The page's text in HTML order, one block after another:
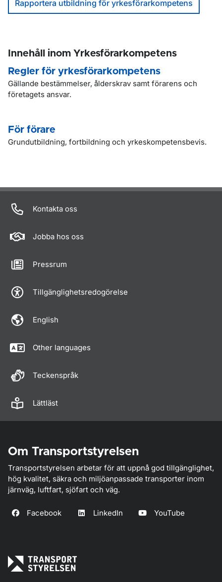
Rapportera utbildning för yrkesförarkompetens
Innehåll inom Yrkesförarkompetens
Regler för yrkesförarkompetens
Gällande bestämmelser, ålderskrav samt förarens och
företagets ansvar.
För förare
Grundutbildning, fortbildning och yrkeskompetensbevis.
Kontakta oss
Jobba hos oss
Pressrum
Tillgänglighetsredogörelse
English
Other languages
Teckenspråk
Lättläst
Om Transportstyrelsen
Transportstyrelsen arbetar för att uppnå god tillgänglighet,
hög kvalitet, säkra och miljöanpassade transporter inom
järnväg, luftfart, sjöfart och väg.
Facebook LinkedIn YouTube